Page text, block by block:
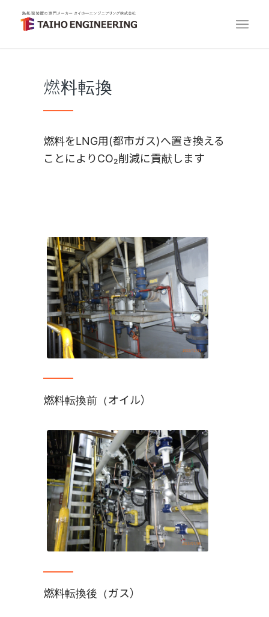
燃料転換
燃料をLNG用(都市ガス)へ置き換える
ことによりCO₂削減に貢献します
燃料転換前（オイル）
燃料転換後（ガス）